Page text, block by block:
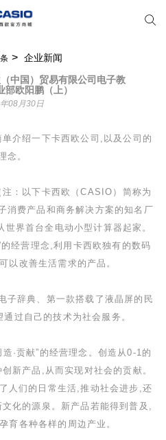
企业新闻
中国）贸易有限公司电子教
部欧阳鹏（上）
08月30日
介绍一下卡西欧公司,以及公司的
念。
注：以下卡西欧（CASIO ）简称为
消费产品和商务解决方案的知名厂
世界首台全电动小型计算器起家。
的经营理念,利用卡西欧独有的数码
以改善生活需求的产品。
子辞典、第一款搭载了液晶屏的民
过自己的技术为社会服务。
造 ·贡献” 的经营理念。创造从0-1 的
新产品,从而实现对社会的贡献。
人们的日常生活,推动社会进步,还
化的源泉。新产品若能得到普及,
育各种各样的周边产业。